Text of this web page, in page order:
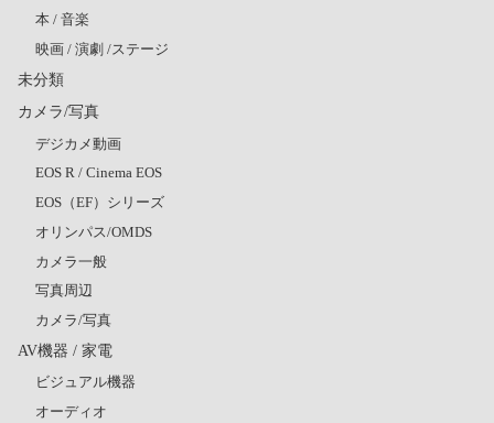
本 / 音楽
映画 / 演劇 /ステージ
未分類
カメラ/写真
デジカメ動画
EOS R / Cinema EOS
EOS（EF）シリーズ
オリンパス/OMDS
カメラ一般
写真周辺
カメラ/写真
AV機器 / 家電
ビジュアル機器
オーディオ